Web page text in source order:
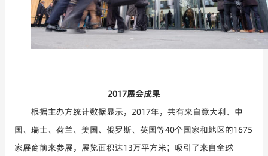
2017展会成果
根据主办方统计数据显示， 2017年，共有来自意大利、中
国、瑞士、荷兰、美国、俄罗斯、英国等40个国家和地区的1675
家展商前来参展，展览面积达13万平方米；吸引了来自全球